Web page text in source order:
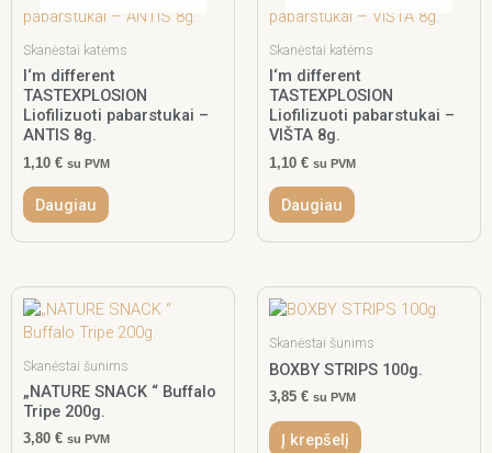
Skanėstai katėms
I‘m different
TASTEXPLOSION
Liofilizuoti pabarstukai –
ANTIS 8g.
1,10 € su PVM
Daugiau
Skanėstai katėms
I‘m different
TASTEXPLOSION
Liofilizuoti pabarstukai –
VIŠTA 8g.
1,10 € su PVM
Daugiau
Skanėstai šunims
„NATURE SNACK “ Buffalo
Tripe 200g.
3,80 € su PVM
Skanėstai šunims
BOXBY STRIPS 100g.
3,85 € su PVM
Į krepšelį